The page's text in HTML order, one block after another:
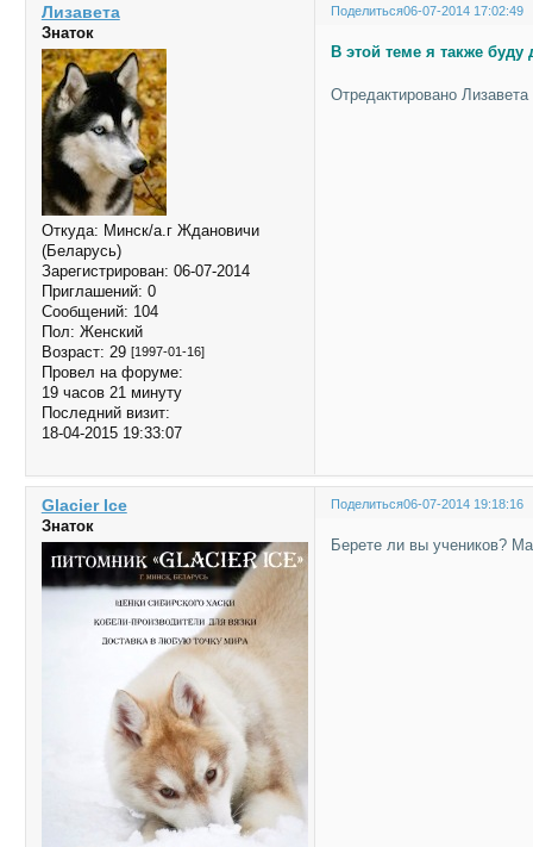
Поделиться06-07-2014 17:02:49
Лизавета
Знаток
Откуда: Минск/а.г Ждановичи
(Беларусь)
Зарегистрирован: 06-07-2014
Приглашений: 0
Сообщений: 104
Пол: Женский
Возраст: 29 [1997-01-16]
Провел на форуме:
19 часов 21 минуту
Последний визит:
18-04-2015 19:33:07
В этой теме я также
Отредактировано
Поделиться06-07-2014 19:18:16
Glacier Ice
Знаток
Берете ли вы учеников?